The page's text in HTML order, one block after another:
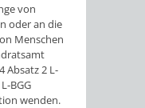
von
oder an die
Menschen
Absatz 2 L-
BGG
wenden.